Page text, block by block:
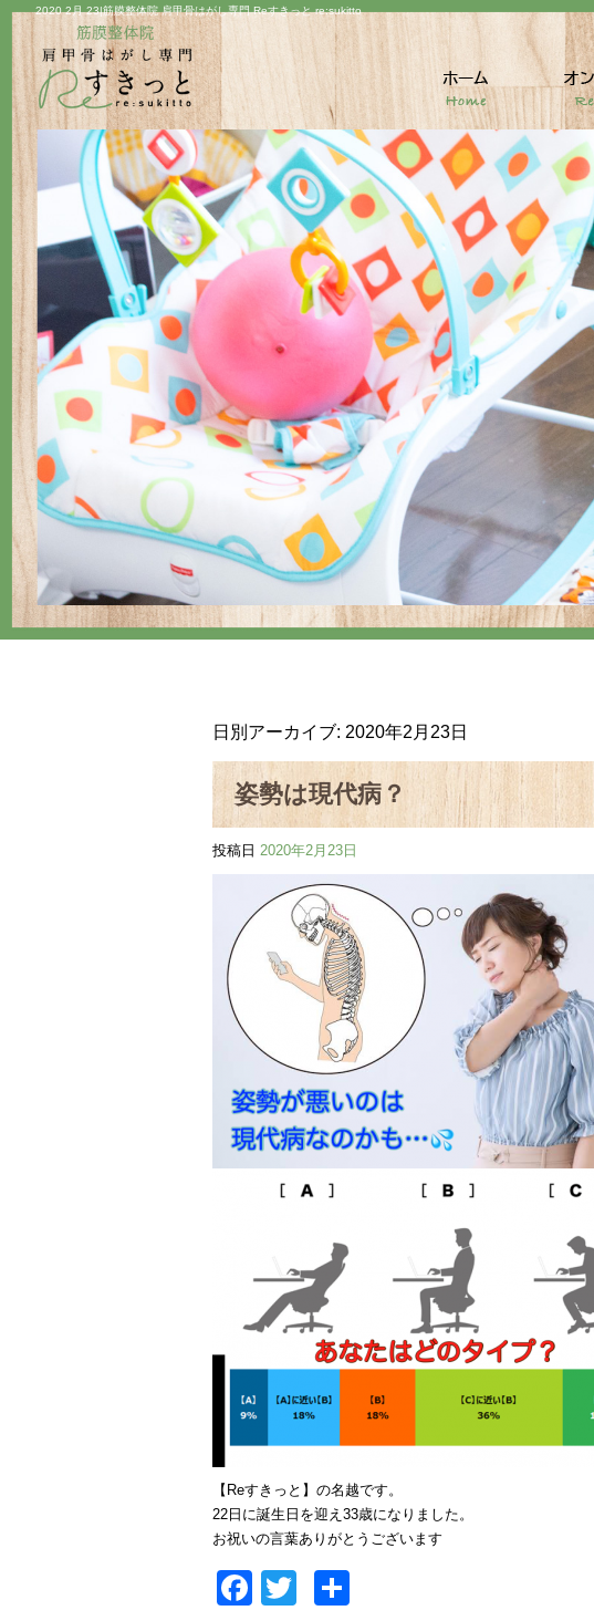
2020 2月 23|筋膜整体院 肩甲骨はがし専門 Reすきっと re:sukitto
日別アーカイブ: 2020年2月23日
姿勢は現代病？
投稿日 2020年2月23日
【Reすきっと】の名越です。
22日に誕生日を迎え33歳になりました。
お祝いの言葉ありがとうございます
Facebook
Twitter